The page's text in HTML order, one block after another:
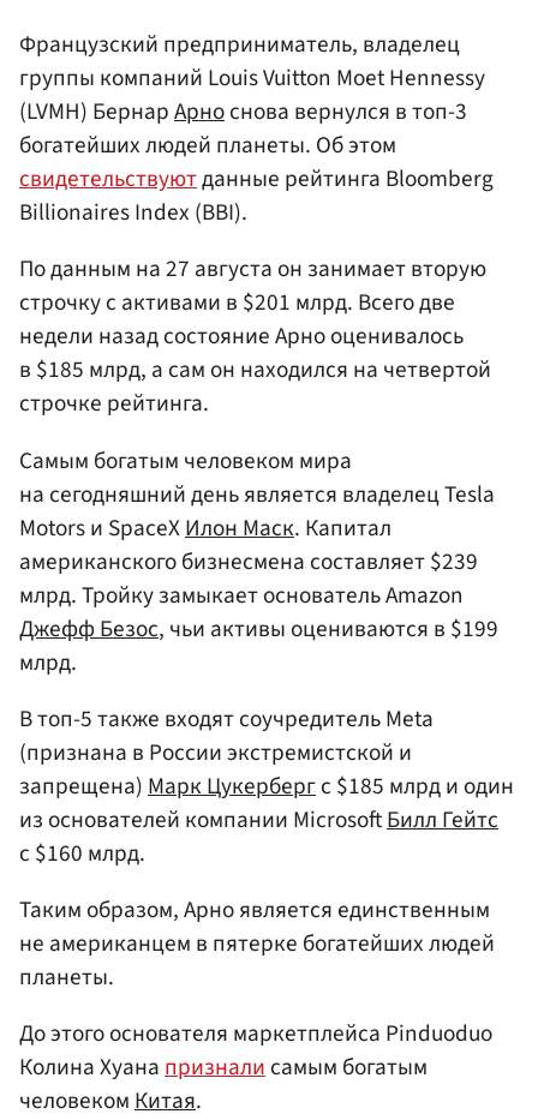
Французский предприниматель, владелец
группы компаний Louis Vuitton Moet Hennessy
(LVMH) БернарАрноснова вернулся в топ-3
богатейших людей планеты. Об этом
свидетельствуютданные рейтинга Bloomberg
Billionaires Index (BBI).
По данным на 27 августа он занимает вторую
строчку с активами в $201 млрд. Всего две
недели назад состояние Арно оценивалось
в $185 млрд, а сам он находился на четвертой
строчке рейтинга.
Самым богатым человеком мира
на сегодняшний день является владелец Tesla
Motors и SpaceXИлон Маск. Капитал
американского бизнесмена составляет $239
млрд. Тройку замыкает основатель Amazon
Джефф Безос, чьи активы оцениваются в $199
млрд.
В топ-5 также входят соучредитель Meta
(признана в России экстремистской и
запрещена)Марк Цукербергс $185 млрд и один
из основателей компании MicrosoftБилл Гейтс
с $160 млрд.
Таким образом, Арно является единственным
не американцем в пятерке богатейших людей
планеты.
До этого основателя маркетплейса Pinduoduo
Колина Хуанапризналисамым богатым
человекомКитая.